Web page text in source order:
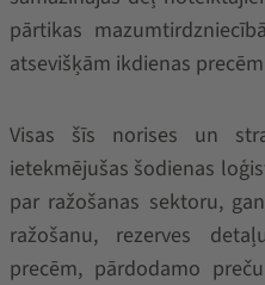
pārtikas
atsevišķām ikdienas
Visas šīs norises un
ietekmējušas šodienas
par ražošanas sektoru,
ražošanu, rezerves
precēm, pārdodamo